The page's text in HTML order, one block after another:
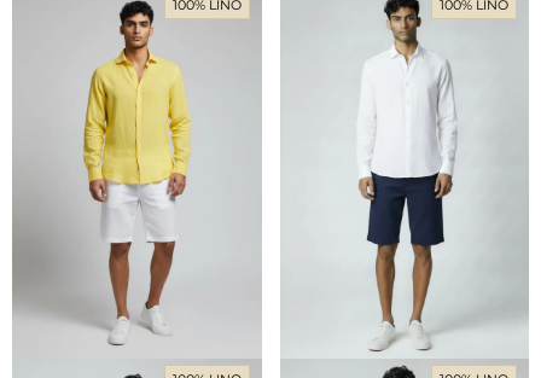
100% LINO 100% LINO